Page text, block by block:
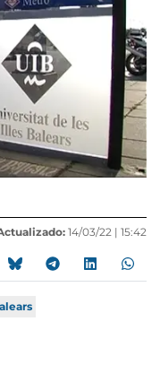
14/03/22 | 15:42